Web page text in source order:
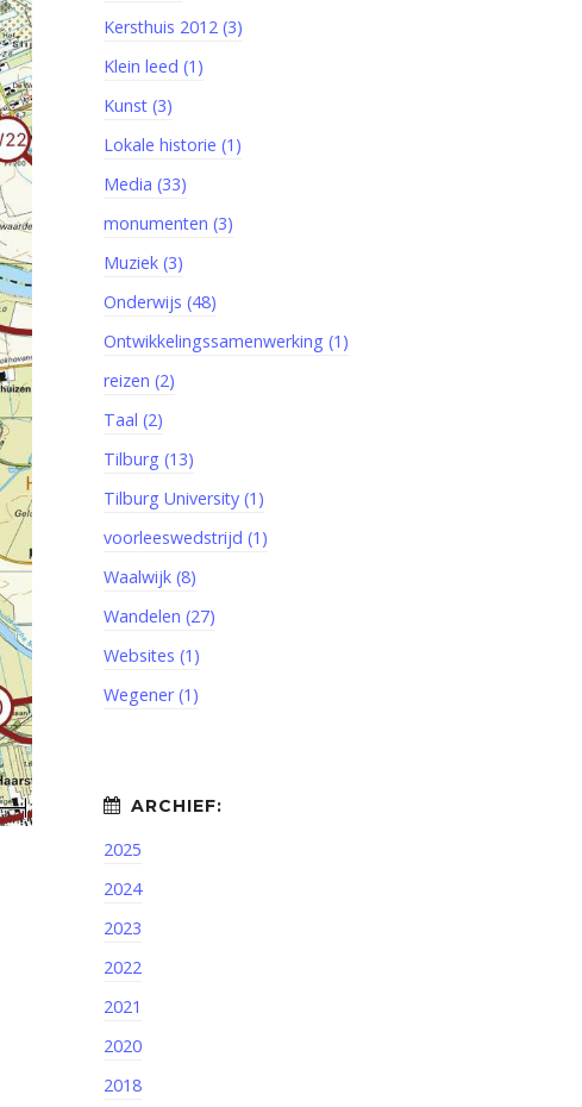
Kersthuis 2012 (3)
Klein leed (1)
Kunst (3)
Lokale historie (1)
Media (33)
monumenten (3)
Muziek (3)
Onderwijs (48)
Ontwikkelingssamenwerking (1)
reizen (2)
Taal (2)
Tilburg (13)
Tilburg University (1)
voorleeswedstrijd (1)
Waalwijk (8)
Wandelen (27)
Websites (1)
Wegener (1)
2025
2024
2023
2022
2021
2020
2018